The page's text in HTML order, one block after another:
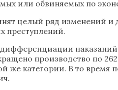
или обвиняемых по
целый ряд изменений и
преступлений.
производство по 262
же категории. В то время